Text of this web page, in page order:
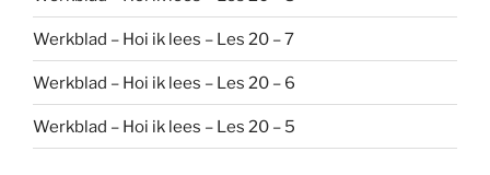
Werkblad – Hoi ik lees – Les 20 – 7
Werkblad – Hoi ik lees – Les 20 – 6
Werkblad – Hoi ik lees – Les 20 – 5